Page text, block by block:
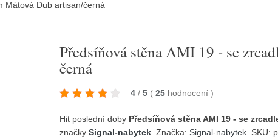
Mátová Dub artisan/černá
Předsíňová stěna AMI 19 - se
černá
4 / 5 ( 25 hodnocení)
Hit poslední doby Předsíňová stěna AMI 19 - se
značkySignal-nabytek . Značka:Signal-nabytek .